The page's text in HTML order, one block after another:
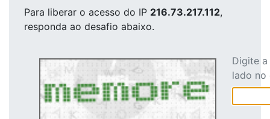
Para liberar o acesso do IP 216.73.217.112,
responda ao desafio abaixo.
Digite
lado no